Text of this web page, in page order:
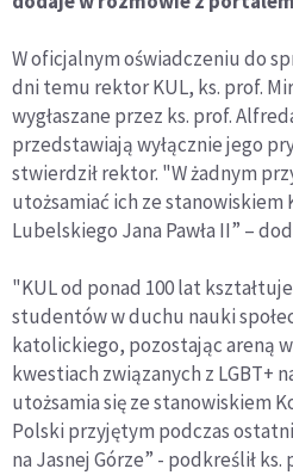
W oficjalnym oświadczeniu do
dni temu rektor KUL, ks. prof.
wygłaszane przez ks. prof.
przedstawiają wyłącznie jego
stwierdził rektor. "W żadnym
utożsamiać ich ze
Lubelskiego Jana Pawła II” –
"KUL od ponad 100 lat
studentów w duchu nauki
katolickiego, pozostając areną
kwestiach związanych z LGBT+
utożsamia się ze stanowiskiem
Polski przyjętym podczas
na Jasnej Górze” - podkreślił ks.